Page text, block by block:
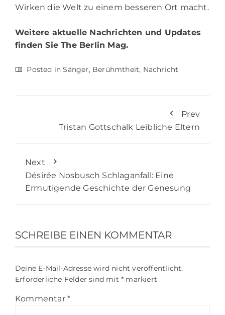
Wirken die Welt zu einem besseren Ort macht.
Weitere aktuelle Nachrichten und Updates
finden SieThe Berlin Mag.
Posted inSänger, Berühmtheit, Nachricht
Prev
Tristan Gottschalk Leibliche Eltern
Next
Désirée Nosbusch Schlaganfall: Eine
Ermutigende Geschichte der Genesung
SCHREIBE EINEN KOMMENTAR
Deine E-Mail-Adresse wird nicht veröffentlicht.
Erforderliche Felder sind mit * markiert
Kommentar *